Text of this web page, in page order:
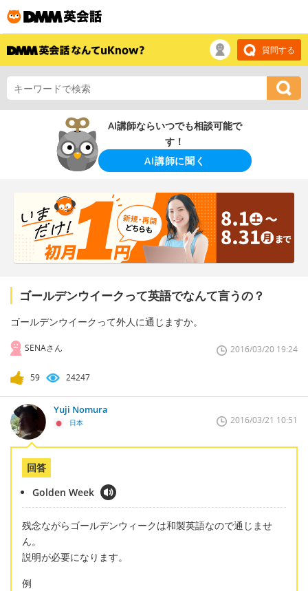
質問する
AI講師ならいつでも相談可能で
す！
AI講師に聞く
ゴールデンウイークって英語でなんて言うの？
ゴールデンウイークって外人に通じますか。
SENAさん 2016/03/20 19:24
59 24247
Yuji Nomura
日本 2016/03/21 10:51
回答
Golden Week
残念ながらゴールデンウィークは和製英語なので通じませ
ん。
説明が必要になります。
例